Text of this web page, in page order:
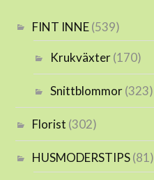
FINT INNE(539)
Krukväxter(170)
Snittblommor(323)
Florist (302)
HUSMODERSTIPS(81)